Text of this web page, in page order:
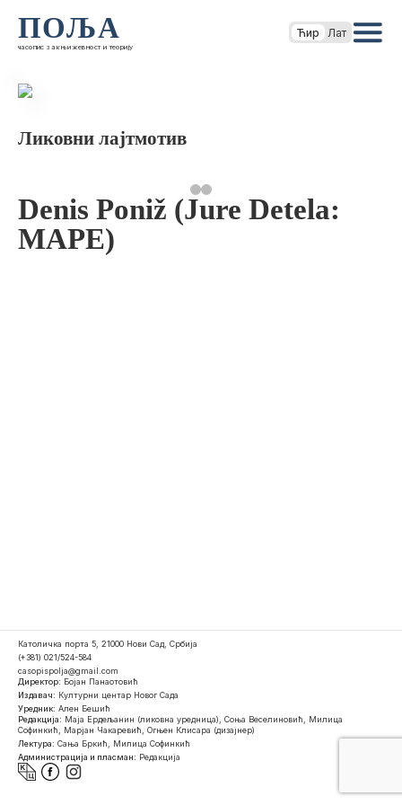
ПОЉА
часопис за књижевност и теорију
Ћир Лат
Ликовни лајтмотив
Denis Poniž (Jure Detela:
MAPE)
Католичка порта 5, 21000 Нови Сад, Србија
(+381) 021/524-584
casopispolja@gmail.com
Директор: Бојан Панаотовић
Издавач: Културни центар Новог Сада
Уредник: Ален Бешић
Редакција: Маја Ердељанин (ликовна уредница), Соња Веселиновић, Милица
Софинкић, Марјан Чакаревић, Огњен Клисара (дизајнер)
Лектура: Сања Бркић, Милица Софинкић
Администрација и пласман: Редакција